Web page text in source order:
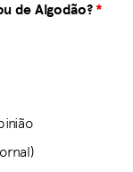
de Algodão?*